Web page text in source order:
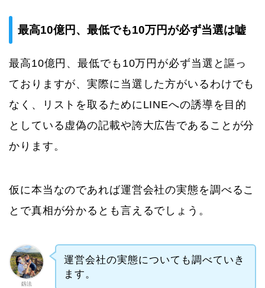
最高10億円、最低でも10万円が必ず当選は嘘
最高10億円、最低でも10万円が必ず当選と謳っ
ておりますが、実際に当選した方がいるわけでも
なく、リストを取るためにLINEへの誘導を目的
としている虚偽の記載や誇大広告であることが分
かります。
仮に本当なのであれば運営会社の実態を調べるこ
とで真相が分かるとも言えるでしょう。
釼法
運営会社の実態についても調べていき
ます。